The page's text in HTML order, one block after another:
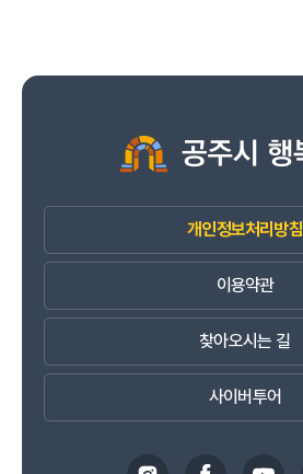
개인정보처리방침
이용약관
찾아오시는 길
사이버투어